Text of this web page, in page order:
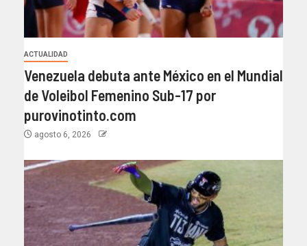
ACTUALIDAD
Venezuela debuta ante México en el Mundial
de Voleibol Femenino Sub-17 por
purovinotinto.com
agosto 6, 2026